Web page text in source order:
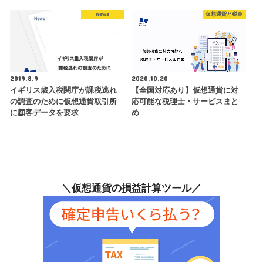
news
2019.8.9
イギリス歳入税関庁が課税逃れ
の調査のために仮想通貨取引所
に顧客データを要求
仮想通貨と税金
2020.10.20
【全国対応あり】仮想通貨に対
応可能な税理士・サービスまと
め
＼仮想通貨の損益計算ツール／